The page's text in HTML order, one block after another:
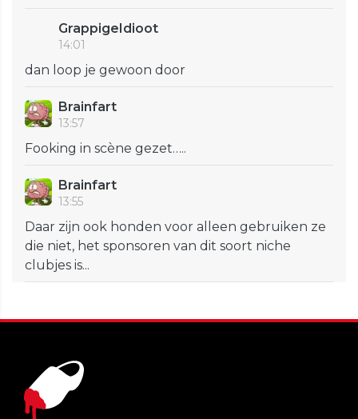
GrappigeIdioot
14:01
dan loop je gewoon door
Brainfart
13:57
Fooking in scène gezet…..
Brainfart
13:55
Daar zijn ook honden voor alleen gebruiken ze
die niet, het sponsoren van dit soort niche
clubjes is...